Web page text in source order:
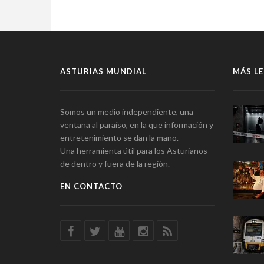
ASTURIAS MUNDIAL
Somos un medio independiente, una
ventana al paraíso, en la que información y
entretenimiento se dan la mano.
Una herramienta útil para los Asturianos
de dentro y fuera de la región.
EN CONTACTO
MÁS